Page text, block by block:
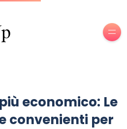
economico: Le
convenienti per